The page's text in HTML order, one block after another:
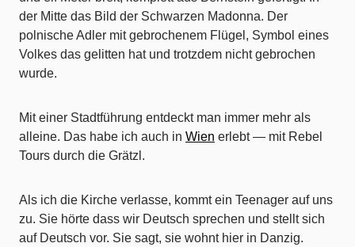
der Mitte das Bild der Schwarzen Madonna. Der
polnische Adler mit gebrochenem Flügel, Symbol eines
Volkes das gelitten hat und trotzdem nicht gebrochen
wurde.
Mit einer Stadtführung entdeckt man immer mehr als
alleine. Das habe ich auch in Wien erlebt — mit Rebel
Tours durch die Grätzl.
Als ich die Kirche verlasse, kommt ein Teenager auf uns
zu. Sie hörte dass wir Deutsch sprechen und stellt sich
auf Deutsch vor. Sie sagt, sie wohnt hier in Danzig.